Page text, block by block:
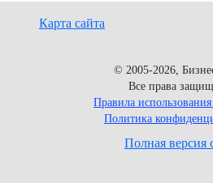
Карта сайта
© 2005-2026,
Все права
Правила
Политика
Полная версия